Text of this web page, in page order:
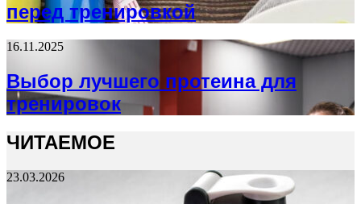
перед тренировкой
16.11.2025
Выбор лучшего протеина для
тренировок
ЧИТАЕМОЕ
23.03.2026